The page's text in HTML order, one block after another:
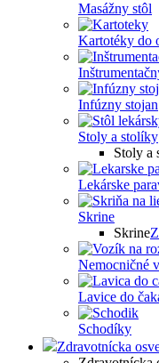
Masážny stôl
Kartotéky do
Infúzny stojan
Stoly a stolíky
Stoly a
Lekárske
Skrine
Skrine
Nemocničné
Lavice do
Schodíky
Zdravotnícka